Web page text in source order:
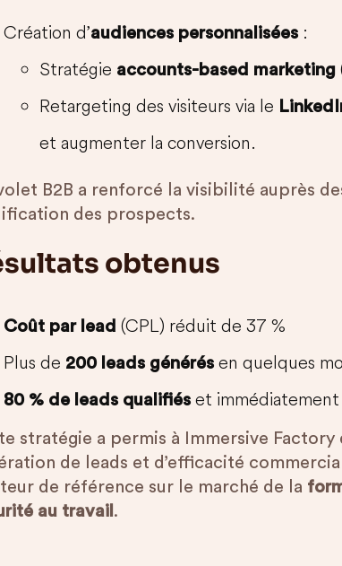
Création d’audiences personnalisées :
Stratégie accounts-based marketing
Retargeting des visiteurs via le
et augmenter la conversion.
B2B a renforcé la visibilité auprès
des prospects.
obtenus
Coût par lead (CPL) réduit de 37 %
Plus de 200 leads générés en quelques
80 % de leads qualifiés et immédiatement
stratégie a permis à Immersive
de leads et d’efficacité
de référence sur le marché de la
au travail .